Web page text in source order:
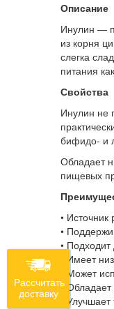
Описание
Инулин —
из корня
слегка
питания
Свойства
Инулин не
бифидо- и
Обладает
пищевых
•
•
•
• Имеет
• Может
•
•
Рассчитать
доставку